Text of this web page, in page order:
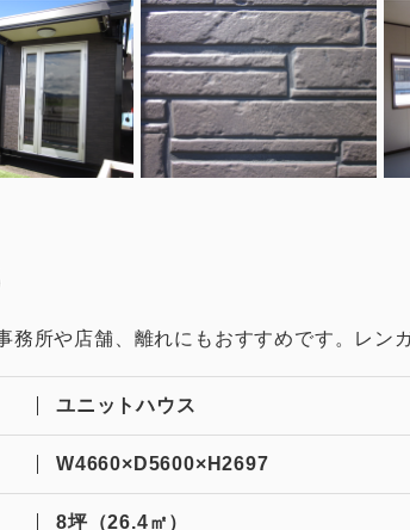
務所や店舗、離れにもおすすめです。レン
ユニットハウス
W4660×D5600×H2697
8坪（26.4㎡）